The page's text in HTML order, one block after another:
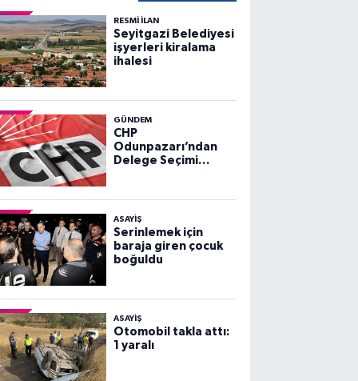
RESMİ İLAN
Seyitgazi Belediyesi
işyerleri kiralama
ihalesi
GÜNDEM
CHP
Odunpazarı’ndan
Delege Seçimi
ASAYİŞ
Serinlemek için
baraja giren çocuk
boğuldu
ASAYİŞ
Otomobil takla attı:
1 yaralı